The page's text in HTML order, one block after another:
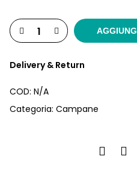
Delivery & Return
COD: N/A
Categoria: Campane